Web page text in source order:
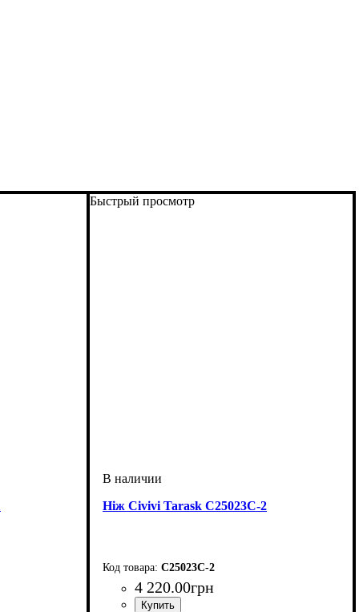
Быстрый просмотр
Ніж Civivi Tarask C25023C-2
C25023C-2
4 220.00грн